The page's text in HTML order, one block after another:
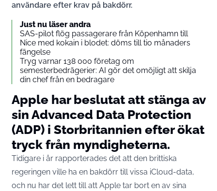
användare efter krav på bakdörr.
Just nu läser andra
SAS-pilot flög passagerare från Köpenhamn till
Nice med kokain i blodet: döms till tio månaders
fängelse
Tryg varnar 138 000 företag om
semesterbedrägerier: AI gör det omöjligt att skilja
din chef från en bedragare
Apple har beslutat attstänga av
sin Advanced Data Protection
(ADP) i Storbritannien efter ökat
tryck från myndigheterna.
Tidigare i år rapporterades det att den brittiska
regeringen ville ha en bakdörr till vissa iCloud-data,
och nu har det lett till att Apple tar bort en av sina